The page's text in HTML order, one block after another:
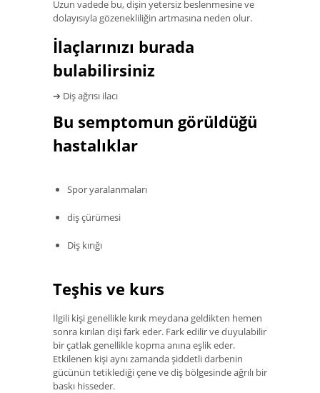
Uzun vadede bu, dişin yetersiz beslenmesine ve
dolayısıyla gözenekliliğin artmasına neden olur.
İlaçlarınızı burada
bulabilirsiniz
➔ Diş ağrısı ilacı
Bu semptomun görüldüğü
hastalıklar
Spor yaralanmaları
diş çürümesi
Diş kırığı
Teşhis ve kurs
İlgili kişi genellikle kırık meydana geldikten hemen
sonra kırılan dişi fark eder. Fark edilir ve duyulabilir
bir çatlak genellikle kopma anına eşlik eder.
Etkilenen kişi aynı zamanda şiddetli darbenin
gücünün tetiklediği çene ve diş bölgesinde ağrılı bir
baskı hisseder.